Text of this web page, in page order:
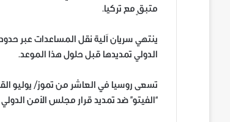
متبقٍ مع تركيا.
الدولي تمديدها قبل حلول هذا الموعد.
تسعى روسيا في العاشر من تموز/ يوليو
“الفيتو” ضد تمديد قرار مجلس الأمن الدولي 2533.